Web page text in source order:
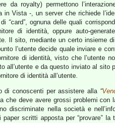
da royalty) permettono
in Vista -, un server che richiede
“card”, ognuna delle quali
di identità, oppure auto-
Il sito, mediante un certo insieme
l’utente decide quale inviare e
di identità, visto che l’utente
all’utente e da questo inviato al
di identità all’utente.
di conoscenti per assistere alla “
che deve avere grossi problemi con
discriminate nella società e
scritti apposta per “provare”